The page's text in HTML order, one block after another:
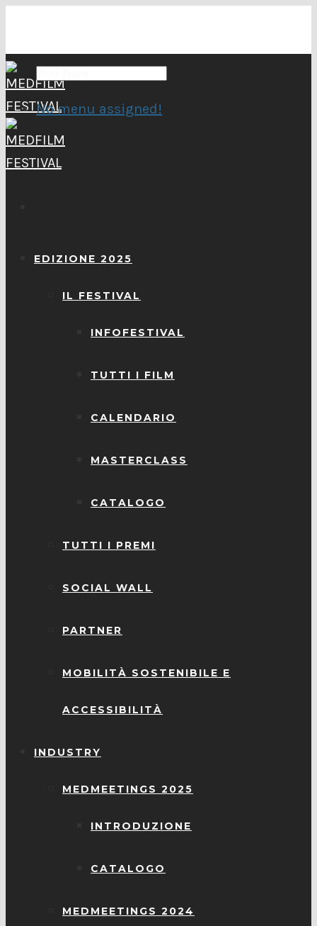
EDIZIONE 2025
IL FESTIVAL
INFOFESTIVAL
TUTTI I FILM
CALENDARIO
MASTERCLASS
CATALOGO
TUTTI I PREMI
SOCIAL WALL
PARTNER
MOBILITÀ SOSTENIBILE E
ACCESSIBILITÀ
INDUSTRY
MEDMEETINGS 2025
INTRODUZIONE
CATALOGO
MEDMEETINGS 2024
No menu assigned!